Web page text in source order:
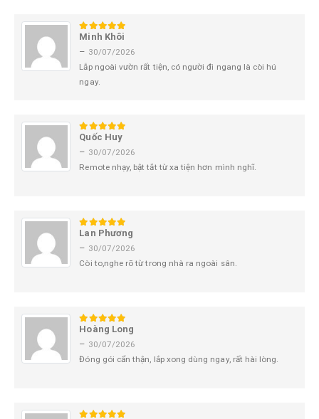
5 trên 5
Minh Khôi
– 30/07/2026
Lắp ngoài vườn rất tiện, có người đi ngang là còi hú
ngay.
5trên 5
Quốc Huy
– 30/07/2026
Remote nhạy, bật tắt từ xa tiện hơn mình nghĩ.
5trên 5
Lan Phương
– 30/07/2026
Còi to,nghe rõ từ trong nhà ra ngoài sân.
5 trên 5
Hoàng Long
– 30/07/2026
Đóng gói cẩn thận, lắp xong dùng ngay, rất hài lòng.